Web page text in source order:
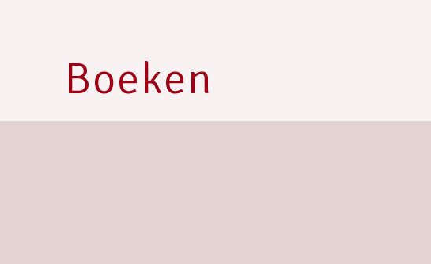
Boeken